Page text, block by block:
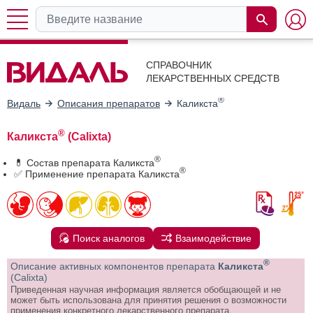
СПРАВОЧНИК
ЛЕКАРСТВЕННЫХ СРЕДСТВ
Видаль Описания препаратов Каликста®
Каликста® (Calixta)
💊 Состав препарата Каликста®
✅ Применение препарата Каликста®
Поиск аналогов Взаимодействие
Описание активных компонентов препарата Каликста®
(Calixta)
Приведенная научная информация является обобщающей и не
может быть использована для принятия решения о возможности
применения конкретного лекарственного препарата.